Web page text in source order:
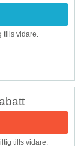
tills vidare.
tills vidare.